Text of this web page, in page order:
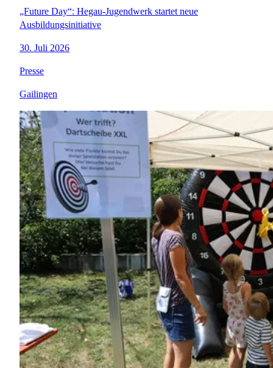
„Future Day“: Hegau-Jugendwerk startet neue
Ausbildungsinitiative
30. Juli 2026
Presse
Gailingen